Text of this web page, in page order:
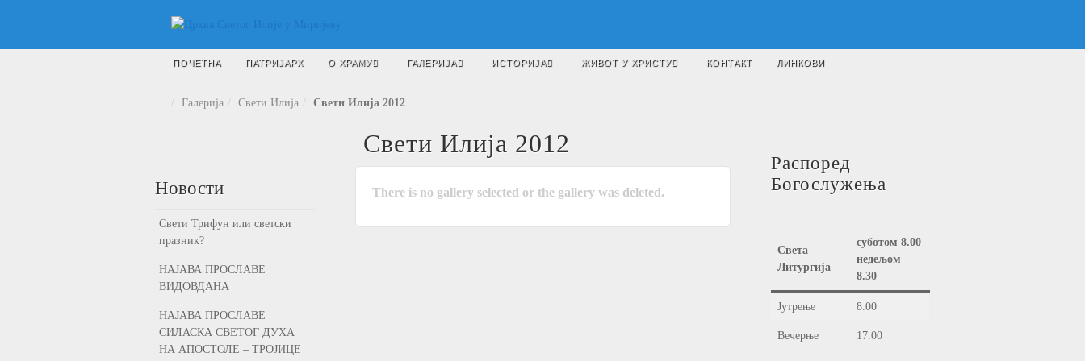
ПОЧЕТНА ПАТРИЈАРХ О ХРАМУ ГАЛЕРИЈА ИСТОРИЈА ЖИВОТ У ХРИСТУ КОНТАКТ ЛИНКОВИ
Галерија Свети Илија Свети Илија 2012
Новости
Свети Трифун или светски
празник?
НАЈАВА ПРОСЛАВЕ
ВИДОВДАНА
НАЈАВА ПРОСЛАВЕ
СИЛАСКА СВЕТОГ ДУХА
НА АПОСТОЛЕ – ТРОЈИЦЕ
Свети Илија 2012
There is no gallery selected or the gallery was deleted.
Распоред
Богослужења
Света
Литургија
суботом 8.00
недељом
8.30
Јутрење 8.00
Вечерње 17.00